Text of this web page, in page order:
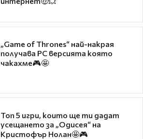
„Game of Thrones“ най-накрая
получава PC версията която
чакахме🎮🤩
Топ 5 игри, които ще ти дадат
усещането за „Одисея“ на
Кристофър Нолан🤩🎮